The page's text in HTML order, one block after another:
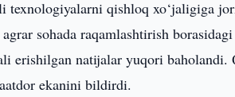
texnologiyalarni qishloq xo‘jaligiga
sohada raqamlashtirish
erishilgan natijalar yuqori
ekanini bildirdi.